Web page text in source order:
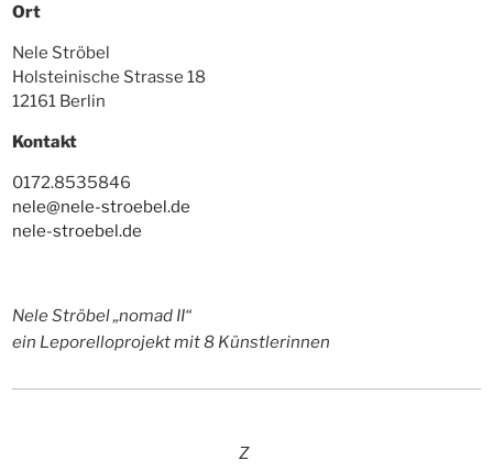
Ort
Nele Ströbel
Holsteinische Strasse 18
12161 Berlin
Kontakt
0172.8535846
nele@nele-stroebel.de
nele-stroebel.de
Nele Ströbel „nomad II“
ein Leporelloprojekt mit 8 Künstlerinnen
Z